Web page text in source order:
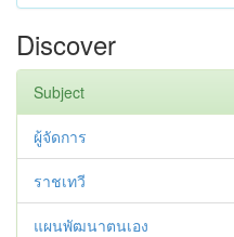
Discover
Subject
ผู้จัดการ
ราชเทวี
แผนพัฒนาตนเอง